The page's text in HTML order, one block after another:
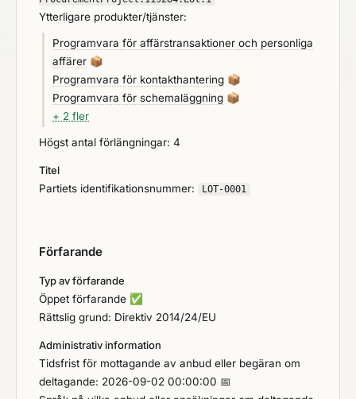
transparenta förutsättningar för leverans av tjänster
med hög kvalitet. Avtalet ska även stödja
Kulturskolans mål om att vara en tillgänglig och
inkluderande verksamhet för barn och unga i
kommunen. Genom projektet ska verksamhetens
behov tydliggöras, samordnas och omsättas i ett
till Kulturskolan, Kulturstrategiska enheten och
Rådsparken i Huddinge kommun.Upphandling avser
ett avtal för den SaaS tjänst som efterfrågas, inte
upphandling av närliggande eller stödjande tjänster
kommunövergripande avtal.Särskilda
förutsättningarI denna upphandling förväntas
hållbarhetsmål samt stödja kulturskolans
pedagogiska och samhälleliga
uppdrag:Verksamheten riktar sig till barn och unga,
Ytterligare produkter/tjänster:
Programvara för affärstransaktioner och personliga
affärer 📦
Programvara för kontakthantering 📦
Programvara för schemaläggning 📦
+ 2 fler
Högst antal förlängningar: 4
Titel
Partiets identifikationsnummer:
LOT-0001
Förfarande
Typ av förfarande
Öppet förfarande ✅
Rättslig grund: Direktiv 2014/24/EU
Administrativ information
Tidsfrist för mottagande av anbud eller begäran om
deltagande: 2026-09-02 00:00:00 📅